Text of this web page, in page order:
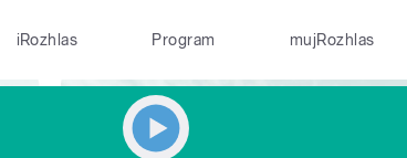
iRozhlas Program mujRozhlas